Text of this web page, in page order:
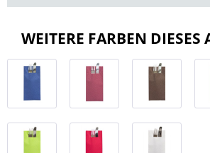
WEITERE FARBEN DIESES